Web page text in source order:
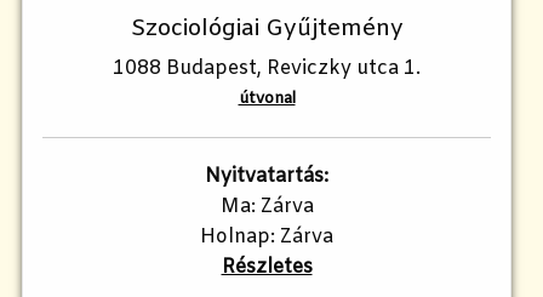
Szociológiai Gyűjtemény
1088 Budapest, Reviczky utca 1.
útvonal
Nyitvatartás:
Ma: Zárva
Holnap: Zárva
Részletes